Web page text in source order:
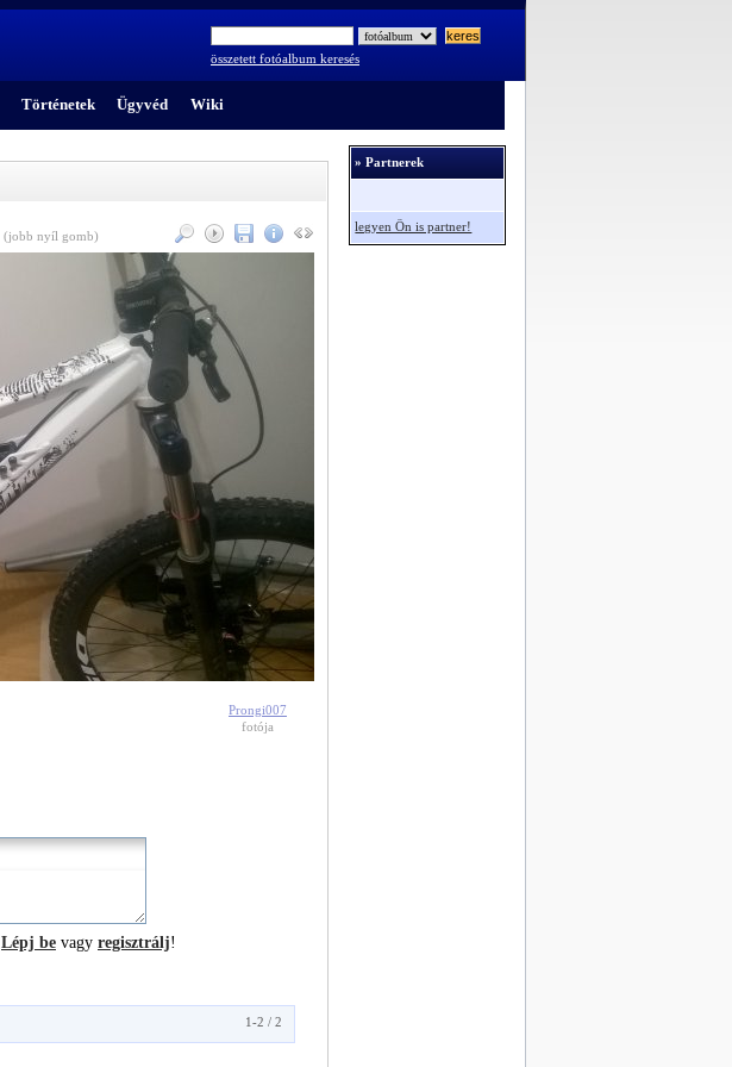
összetett fotóalbum keresés
Történetek Ügyvéd Wiki
(jobb nyíl gomb)
Prongi007
fotója
Lépj be vagy regisztrálj!
1-2 / 2
» Partnerek
legyen Ön is partner!